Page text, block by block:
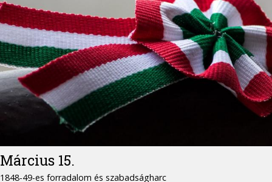
Március 15.
1848-49-es forradalom és szabadságharc